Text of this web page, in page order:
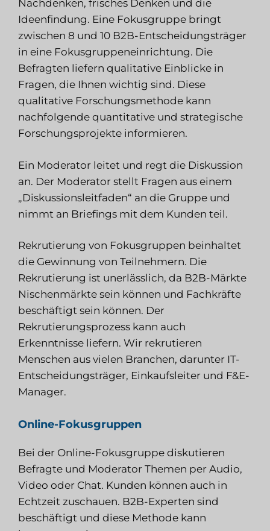
Nachdenken, frisches Denken und die
Ideenfindung. Eine Fokusgruppe bringt
zwischen 8 und 10 B2B-Entscheidungsträger
in eine Fokusgruppeneinrichtung. Die
Befragten liefern qualitative Einblicke in
Fragen, die Ihnen wichtig sind. Diese
qualitative Forschungsmethode kann
nachfolgende quantitative und strategische
Forschungsprojekte informieren.
Ein Moderator leitet und regt die Diskussion
an. Der Moderator stellt Fragen aus einem
„Diskussionsleitfaden“ an die Gruppe und
nimmt an Briefings mit dem Kunden teil.
Rekrutierung von Fokusgruppen beinhaltet
die Gewinnung von Teilnehmern. Die
Rekrutierung ist unerlässlich, da B2B-Märkte
Nischenmärkte sein können und Fachkräfte
beschäftigt sein können. Der
Rekrutierungsprozess kann auch
Erkenntnisse liefern. Wir rekrutieren
Menschen aus vielen Branchen, darunter IT-
Entscheidungsträger, Einkaufsleiter und F&E-
Manager.
Online-Fokusgruppen
Bei der Online-Fokusgruppe diskutieren
Befragte und Moderator Themen per Audio,
Video oder Chat. Kunden können auch in
Echtzeit zuschauen. B2B-Experten sind
beschäftigt und diese Methode kann